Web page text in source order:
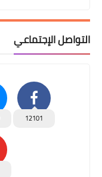
التواصل الإجتماعي
12101